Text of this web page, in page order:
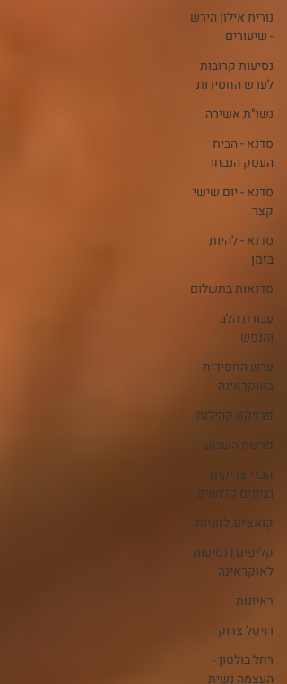
נורית אילון הירש
- שיעורים
נסיעות קרובות
לערש החסידות
נשו"ת אשירה
סדנא - הבית
העסק הנבחר
סדנא - יום שישי
קצר
סדנא - להיות
בזמן
סדנאות בתשלום
עבודת הלב
והנפש
ערש החסידות
באוקראינה
פרויקט קהילות
פרשת השבוע
קברי צדיקים
וציונים קדושים
קואצ'ינג לזוגיות
קליפים | נסיעות
לאוקראינה
ראיונות
רויטל צדוק
רחל בולטון -
העצמה נשית